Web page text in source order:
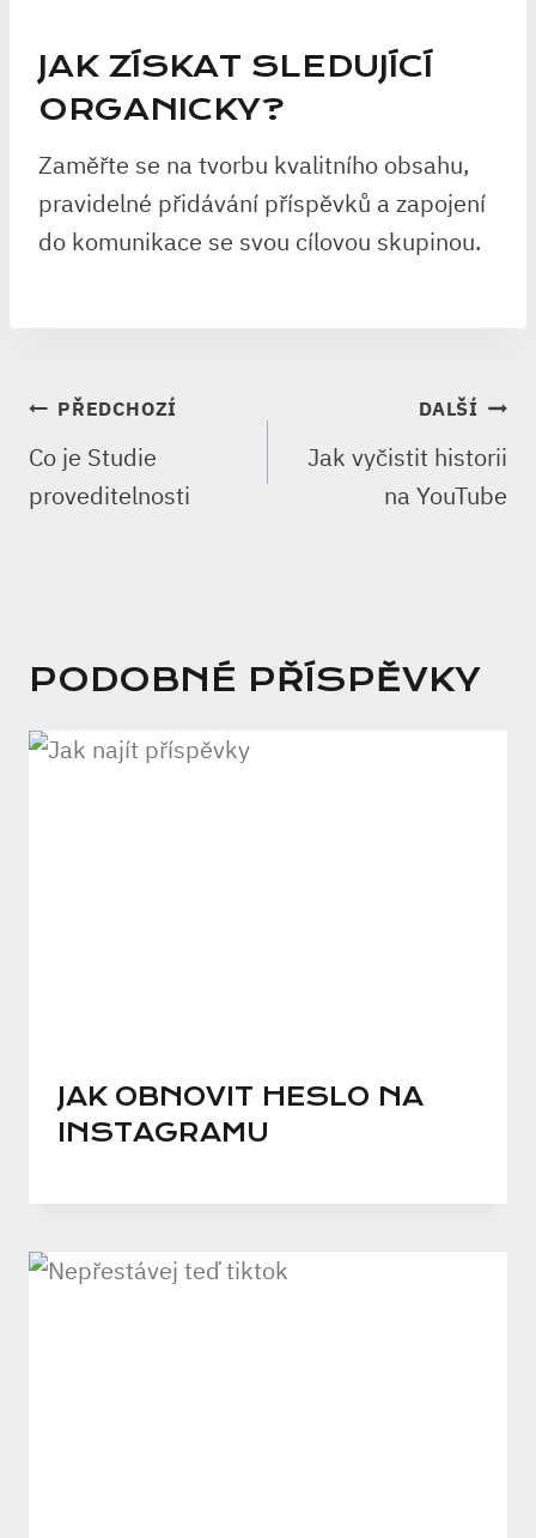
JAK ZÍSKAT SLEDUJÍCÍ
ORGANICKY?
Zaměřte se na tvorbu kvalitního obsahu,
pravidelné přidávání příspěvků a zapojení
do komunikace se svou cílovou skupinou.
NAVIGACE
PRO
PŘÍSPĚVEK
PŘEDCHOZÍ
Co je Studie
proveditelnosti
DALŠÍ
Jak vyčistit historii
na YouTube
PODOBNÉ PŘÍSPĚVKY
JAK OBNOVIT HESLO NA
INSTAGRAMU